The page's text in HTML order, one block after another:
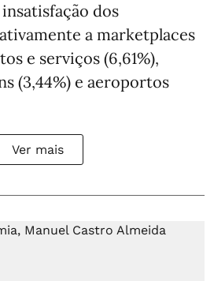
dos
a marketplaces
e serviços (6,61%),
(3,44%) e aeroportos
Ver mais